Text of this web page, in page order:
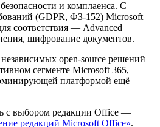
и комплаенса. С
(GDPR, ФЗ-152) Microsoft
соответствия — Advanced
шифрование документов.
open-source решений
сегменте Microsoft 365,
платформой ещё
с выбором редакции Office —
редакций Microsoft Office».